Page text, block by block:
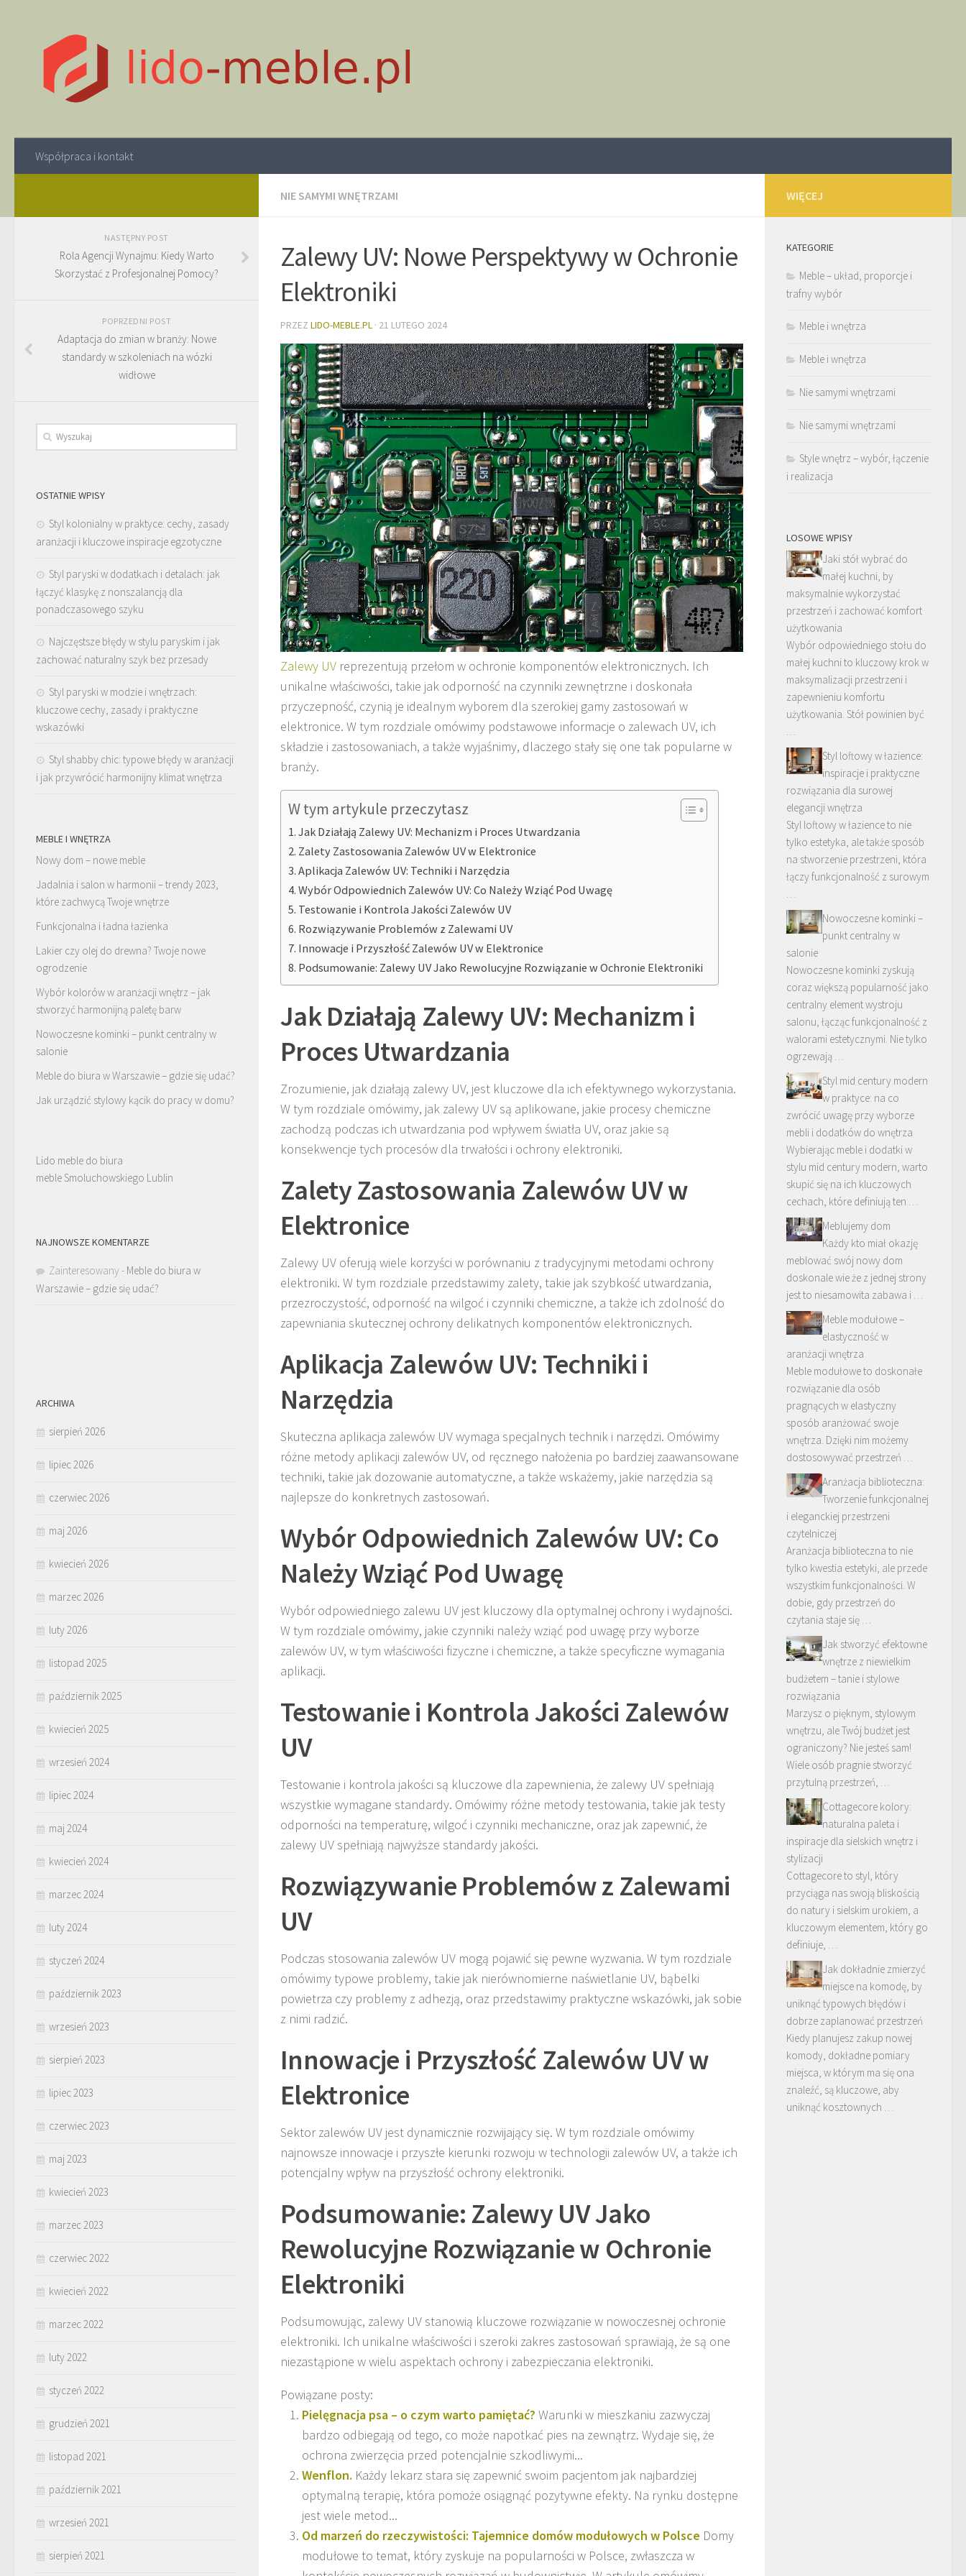
Współpraca i kontakt
NIE SAMYMI WNĘTRZAMI
Zalewy UV: Nowe Perspektywy w Ochronie
Elektroniki
PRZEZ LIDO-MEBLE.PL · 21 LUTEGO 2024
Zalewy UV reprezentują przełom w ochronie komponentów elektronicznych. Ich
unikalne właściwości, takie jak odporność na czynniki zewnętrzne i doskonała
przyczepność, czynią je idealnym wyborem dla szerokiej gamy zastosowań w
elektronice. W tym rozdziale omówimy podstawowe informacje o zalewach UV, ich
składzie i zastosowaniach, a także wyjaśnimy, dlaczego stały się one tak popularne w
branży.
W tym artykule przeczytasz
Jak Działają Zalewy UV: Mechanizm i Proces Utwardzania
Zalety Zastosowania Zalewów UV w Elektronice
Aplikacja Zalewów UV: Techniki i Narzędzia
Wybór Odpowiednich Zalewów UV: Co Należy Wziąć Pod Uwagę
Testowanie i Kontrola Jakości Zalewów UV
Rozwiązywanie Problemów z Zalewami UV
Innowacje i Przyszłość Zalewów UV w Elektronice
Podsumowanie: Zalewy UV Jako Rewolucyjne Rozwiązanie w Ochronie Elektroniki
Jak Działają Zalewy UV: Mechanizm i
Proces Utwardzania
Zrozumienie, jak działają zalewy UV, jest kluczowe dla ich efektywnego wykorzystania.
W tym rozdziale omówimy, jak zalewy UV są aplikowane, jakie procesy chemiczne
zachodzą podczas ich utwardzania pod wpływem światła UV, oraz jakie są
konsekwencje tych procesów dla trwałości i ochrony elektroniki.
Zalety Zastosowania Zalewów UV w
Elektronice
Zalewy UV oferują wiele korzyści w porównaniu z tradycyjnymi metodami ochrony
elektroniki. W tym rozdziale przedstawimy zalety, takie jak szybkość utwardzania,
przezroczystość, odporność na wilgoć i czynniki chemiczne, a także ich zdolność do
zapewniania skutecznej ochrony delikatnych komponentów elektronicznych.
Aplikacja Zalewów UV: Techniki i
Narzędzia
Skuteczna aplikacja zalewów UV wymaga specjalnych technik i narzędzi. Omówimy
różne metody aplikacji zalewów UV, od ręcznego nałożenia po bardziej zaawansowane
techniki, takie jak dozowanie automatyczne, a także wskażemy, jakie narzędzia są
najlepsze do konkretnych zastosowań.
Wybór Odpowiednich Zalewów UV: Co
Należy Wziąć Pod Uwagę
Wybór odpowiedniego zalewu UV jest kluczowy dla optymalnej ochrony i wydajności.
W tym rozdziale omówimy, jakie czynniki należy wziąć pod uwagę przy wyborze
zalewów UV, w tym właściwości fizyczne i chemiczne, a także specyficzne wymagania
aplikacji.
Testowanie i Kontrola Jakości Zalewów
UV
Testowanie i kontrola jakości są kluczowe dla zapewnienia, że zalewy UV spełniają
wszystkie wymagane standardy. Omówimy różne metody testowania, takie jak testy
odporności na temperaturę, wilgoć i czynniki mechaniczne, oraz jak zapewnić, że
zalewy UV spełniają najwyższe standardy jakości.
Rozwiązywanie Problemów z Zalewami
UV
Podczas stosowania zalewów UV mogą pojawić się pewne wyzwania. W tym rozdziale
omówimy typowe problemy, takie jak nierównomierne naświetlanie UV, bąbelki
powietrza czy problemy z adhezją, oraz przedstawimy praktyczne wskazówki, jak sobie
z nimi radzić.
Innowacje i Przyszłość Zalewów UV w
Elektronice
Sektor zalewów UV jest dynamicznie rozwijający się. W tym rozdziale omówimy
najnowsze innowacje i przyszłe kierunki rozwoju w technologii zalewów UV, a także ich
potencjalny wpływ na przyszłość ochrony elektroniki.
Podsumowanie: Zalewy UV Jako
Rewolucyjne Rozwiązanie w Ochronie
Elektroniki
Podsumowując, zalewy UV stanowią kluczowe rozwiązanie w nowoczesnej ochronie
elektroniki. Ich unikalne właściwości i szeroki zakres zastosowań sprawiają, że są one
niezastąpione w wielu aspektach ochrony i zabezpieczania elektroniki.
Powiązane posty:
Pielęgnacja psa – o czym warto pamiętać? Warunki w mieszkaniu zazwyczaj
bardzo odbiegają od tego, co może napotkać pies na zewnątrz. Wydaje się, że
ochrona zwierzęcia przed potencjalnie szkodliwymi...
Wenflon. Każdy lekarz stara się zapewnić swoim pacjentom jak najbardziej
optymalną terapię, która pomoże osiągnąć pozytywne efekty. Na rynku dostępne
jest wiele metod...
Od marzeń do rzeczywistości: Tajemnice domów modułowych w Polsce Domy
modułowe to temat, który zyskuje na popularności w Polsce, zwłaszcza w
NASTĘPNY POST
Rola Agencji Wynajmu: Kiedy Warto
Skorzystać z Profesjonalnej Pomocy?
POPRZEDNI POST
Adaptacja do zmian w branży: Nowe
standardy w szkoleniach na wózki
widłowe
OSTATNIE WPISY
Styl kolonialny w praktyce: cechy, zasady
aranżacji i kluczowe inspiracje egzotyczne
Styl paryski w dodatkach i detalach: jak
łączyć klasykę z nonszalancją dla
ponadczasowego szyku
Najczęstsze błędy w stylu paryskim i jak
zachować naturalny szyk bez przesady
Styl paryski w modzie i wnętrzach:
kluczowe cechy, zasady i praktyczne
wskazówki
Styl shabby chic: typowe błędy w aranżacji
i jak przywrócić harmonijny klimat wnętrza
MEBLE I WNĘTRZA
Nowy dom – nowe meble
Jadalnia i salon w harmonii – trendy 2023,
które zachwycą Twoje wnętrze
Funkcjonalna i ładna łazienka
Lakier czy olej do drewna? Twoje nowe
ogrodzenie
Wybór kolorów w aranżacji wnętrz – jak
stworzyć harmonijną paletę barw
Nowoczesne kominki – punkt centralny w
salonie
Meble do biura w Warszawie – gdzie się udać?
Jak urządzić stylowy kącik do pracy w domu?
Lido meble do biura
meble Smoluchowskiego Lublin
NAJNOWSZE KOMENTARZE
Zainteresowany - Meble do biura w
Warszawie – gdzie się udać?
ARCHIWA
sierpień 2026
lipiec 2026
czerwiec 2026
maj 2026
kwiecień 2026
marzec 2026
luty 2026
listopad 2025
październik 2025
kwiecień 2025
wrzesień 2024
lipiec 2024
maj 2024
kwiecień 2024
marzec 2024
luty 2024
styczeń 2024
październik 2023
wrzesień 2023
sierpień 2023
lipiec 2023
czerwiec 2023
maj 2023
kwiecień 2023
marzec 2023
czerwiec 2022
kwiecień 2022
marzec 2022
luty 2022
styczeń 2022
grudzień 2021
listopad 2021
październik 2021
wrzesień 2021
sierpień 2021
WIĘCEJ
KATEGORIE
Meble – układ, proporcje i
trafny wybór
Meble i wnętrza
Meble i wnętrza
Nie samymi wnętrzami
Nie samymi wnętrzami
Style wnętrz – wybór, łączenie
i realizacja
LOSOWE WPISY
Jaki stół wybrać do
małej kuchni, by
maksymalnie wykorzystać
przestrzeń i zachować komfort
użytkowania
Wybór odpowiedniego stołu do
małej kuchni to kluczowy krok w
maksymalizacji przestrzeni i
zapewnieniu komfortu
użytkowania. Stół powinien być
…
Styl loftowy w łazience:
inspiracje i praktyczne
rozwiązania dla surowej
elegancji wnętrza
Styl loftowy w łazience to nie
tylko estetyka, ale także sposób
na stworzenie przestrzeni, która
łączy funkcjonalność z surowym
…
Nowoczesne kominki –
punkt centralny w
salonie
Nowoczesne kominki zyskują
coraz większą popularność jako
centralny element wystroju
salonu, łącząc funkcjonalność z
walorami estetycznymi. Nie tylko
ogrzewają …
Styl mid century modern
w praktyce: na co
zwrócić uwagę przy wyborze
mebli i dodatków do wnętrza
Wybierając meble i dodatki w
stylu mid century modern, warto
skupić się na ich kluczowych
cechach, które definiują ten …
Meblujemy dom
Każdy kto miał okazję
meblować swój nowy dom
doskonale wie że z jednej strony
jest to niesamowita zabawa i …
Meble modułowe –
elastyczność w
aranżacji wnętrza
Meble modułowe to doskonałe
rozwiązanie dla osób
pragnących w elastyczny
sposób aranżować swoje
wnętrza. Dzięki nim możemy
dostosowywać przestrzeń …
Aranżacja biblioteczna:
Tworzenie funkcjonalnej
i eleganckiej przestrzeni
czytelniczej
Aranżacja biblioteczna to nie
tylko kwestia estetyki, ale przede
wszystkim funkcjonalności. W
dobie, gdy przestrzeń do
czytania staje się …
Jak stworzyć efektowne
wnętrze z niewielkim
budżetem – tanie i stylowe
rozwiązania
Marzysz o pięknym, stylowym
wnętrzu, ale Twój budżet jest
ograniczony? Nie jesteś sam!
Wiele osób pragnie stworzyć
przytulną przestrzeń, …
Cottagecore kolory:
naturalna paleta i
inspiracje dla sielskich wnętrz i
stylizacji
Cottagecore to styl, który
przyciąga nas swoją bliskością
do natury i sielskim urokiem, a
kluczowym elementem, który go
definiuje, …
Jak dokładnie zmierzyć
miejsce na komodę, by
uniknąć typowych błędów i
dobrze zaplanować przestrzeń
Kiedy planujesz zakup nowej
komody, dokładne pomiary
miejsca, w którym ma się ona
znaleźć, są kluczowe, aby
uniknąć kosztownych …